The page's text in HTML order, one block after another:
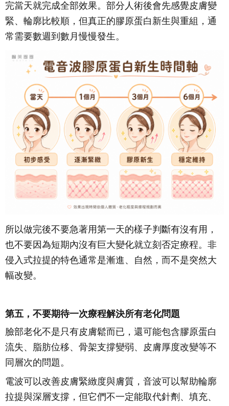
完當天就完成全部效果。部分人術後會先感覺皮膚變
緊、輪廓比較順，但真正的膠原蛋白新生與重組，通
常需要數週到數月慢慢發生。
所以做完後不要急著用第一天的樣子判斷有沒有用，
也不要因為短期內沒有巨大變化就立刻否定療程。非
侵入式拉提的特色通常是漸進、自然，而不是突然大
幅改變。
第五，不要期待一次療程解決所有老化問題
臉部老化不是只有皮膚鬆而已，還可能包含膠原蛋白
流失、脂肪位移、骨架支撐變弱、皮膚厚度改變等不
同層次的問題。
電波可以改善皮膚緊緻度與膚質，音波可以幫助輪廓
拉提與深層支撐，但它們不一定能取代針劑、填充、